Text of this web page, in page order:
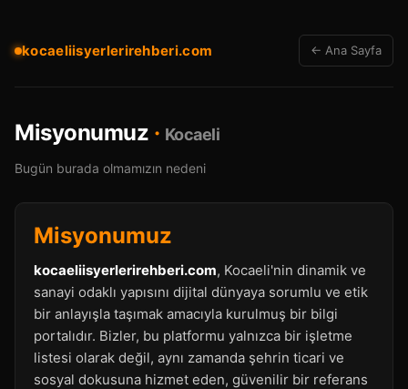
kocaeliisyerlerirehberi.com ← Ana Sayfa
Misyonumuz · Kocaeli
Bugün burada olmamızın nedeni
Misyonumuz
kocaeliisyerlerirehberi.com, Kocaeli'nin dinamik ve
sanayi odaklı yapısını dijital dünyaya sorumlu ve etik
bir anlayışla taşımak amacıyla kurulmuş bir bilgi
portalıdır. Bizler, bu platformu yalnızca bir işletme
listesi olarak değil, aynı zamanda şehrin ticari ve
sosyal dokusuna hizmet eden, güvenilir bir referans